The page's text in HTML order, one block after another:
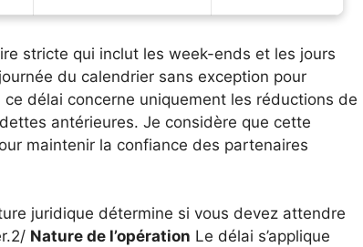
stricte qui inclut les week-ends et les jours
du calendrier sans exception pour
délai concerne uniquement les réductions de
antérieures. Je considère que cette
maintenir la confiance des partenaires
juridique détermine si vous devez attendre
Nature de l’opération Le délai s’applique